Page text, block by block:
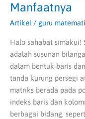
Manfaatnya
Artikel / guru
Halo sahabat simakui!
adalah susunan
dalam bentuk baris
tanda kurung persegi
matriks berada pada
indeks baris dan
berbagai bidang,